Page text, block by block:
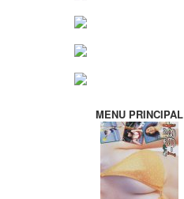
MENU PRINCIPAL